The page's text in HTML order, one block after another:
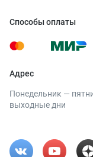
Способы оплаты
Адрес
Понедельник —
выходные дни